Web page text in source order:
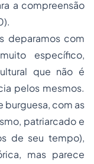
a compreensão
deparamos com
específico,
que não é
pelos mesmos.
burguesa, com as
patriarcado e
de seu tempo),
mas parece